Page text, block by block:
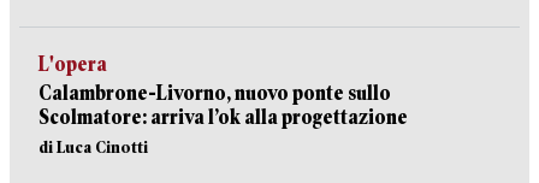
L'opera
Calambrone-Livorno, nuovo ponte sullo
Scolmatore: arriva l’ok alla progettazione
di Luca Cinotti